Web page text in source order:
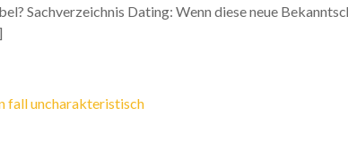
Sachverzeichnis Dating: Wenn diese neue
fall uncharakteristisch